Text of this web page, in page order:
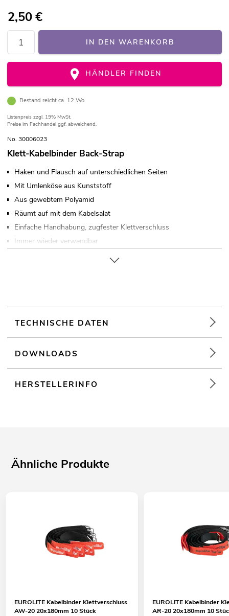
2,50€
IN DEN WARENKORB
HÄNDLER FINDEN
Bestand reicht ca. 12 Wo.
Listenpreis zzgl. 19% MwSt.
Preise im Fachhandel ggf. abweichend.
No. 30006023
Klett-Kabelbinder Back-Strap
Haken und Flausch auf unterschiedlichen Seiten
Mit Umlenköse aus Kunststoff
Aus gewebtem Polyamid
Räumt auf mit dem Kabelsalat
Einfache Handhabung, zugfester Klettverschluss
Immer wieder verwendbar
TECHNISCHE DATEN
DOWNLOADS
HERSTELLERINFO
Ähnliche Produkte
EUROLITE Kabelbinder Klettverschluss
AW-20 20x180mm 10 Stück
EUROLITE Kabelbinder
AR-20 20x180mm 10